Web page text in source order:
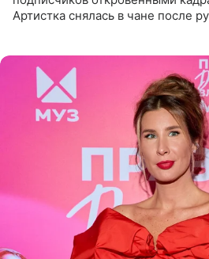
Артистка снялась в чане после